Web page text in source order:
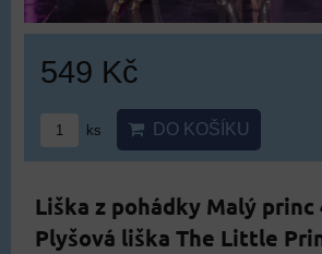
549 Kč
ks DO KOŠÍKU
Liška z pohádky Malý princ
Plyšová liška The Little